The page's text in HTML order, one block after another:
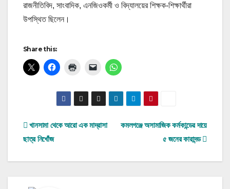
রাজনীতিবিদ, সাংবাদিক, এনজিওকর্মী ও বিদ্যালয়ের শিক্ষক-শিক্ষার্থীরা
উপস্থিত ছিলেন।
Share this:
Post
navigation
কমলগঞ্জে অসামাজিক কর্মকান্ডের দায়ে
৫ জনের কারাদন্ড
খানসামা থেকে আরো এক মাদ্রাসা
ছাত্র নিখোঁজ